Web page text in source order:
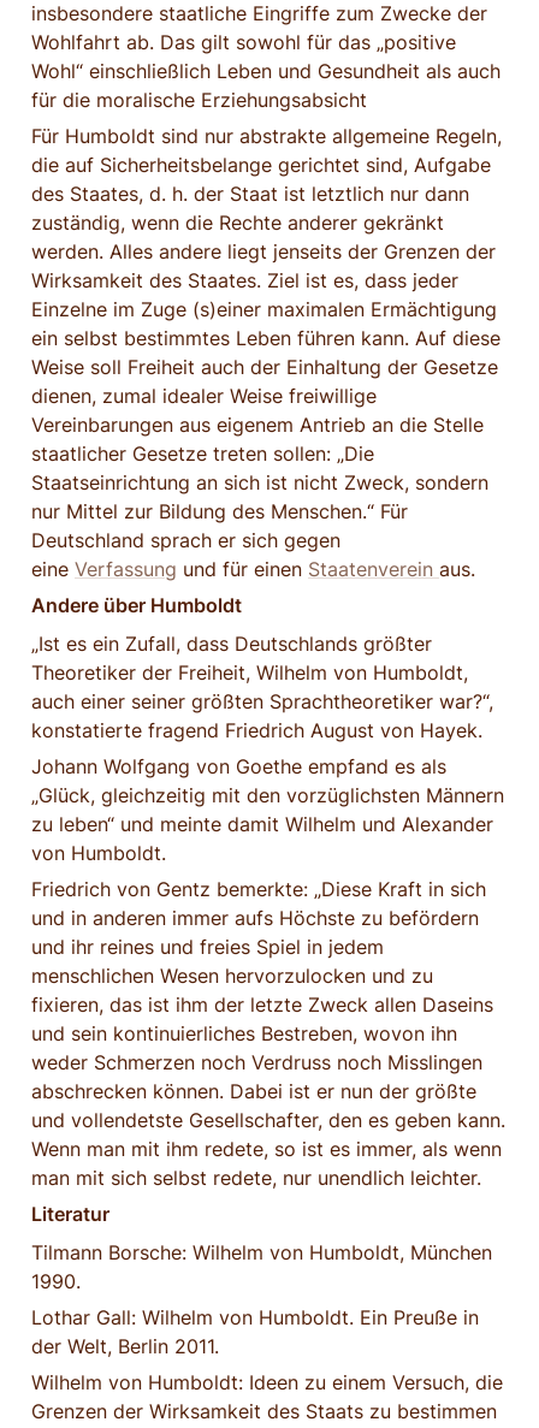
insbesondere staatliche Eingriffe zum Zwecke der
Wohlfahrt ab. Das gilt sowohl für das „positive
Wohl“ einschließlich Leben und Gesundheit als auch
für die moralische Erziehungsabsicht
Für Humboldt sind nur abstrakte allgemeine Regeln,
die auf Sicherheitsbelange gerichtet sind, Aufgabe
des Staates, d. h. der Staat ist letztlich nur dann
zuständig, wenn die Rechte anderer gekränkt
werden. Alles andere liegt jenseits der Grenzen der
Wirksamkeit des Staates. Ziel ist es, dass jeder
Einzelne im Zuge (s)einer maximalen Ermächtigung
ein selbst bestimmtes Leben führen kann. Auf diese
Weise soll Freiheit auch der Einhaltung der Gesetze
dienen, zumal idealer Weise freiwillige
Vereinbarungen aus eigenem Antrieb an die Stelle
staatlicher Gesetze treten sollen: „Die
Staatseinrichtung an sich ist nicht Zweck, sondern
nur Mittel zur Bildung des Menschen.“ Für
Deutschland sprach er sich gegen
eine Verfassung und für einen Staatenverein aus.
Andere über Humboldt
„Ist es ein Zufall, dass Deutschlands größter
Theoretiker der Freiheit, Wilhelm von Humboldt,
auch einer seiner größten Sprachtheoretiker war?“,
konstatierte fragend Friedrich August von Hayek.
Johann Wolfgang von Goethe empfand es als
„Glück, gleichzeitig mit den vorzüglichsten Männern
zu leben“ und meinte damit Wilhelm und Alexander
von Humboldt.
Friedrich von Gentz bemerkte: „Diese Kraft in sich
und in anderen immer aufs Höchste zu befördern
und ihr reines und freies Spiel in jedem
menschlichen Wesen hervorzulocken und zu
fixieren, das ist ihm der letzte Zweck allen Daseins
und sein kontinuierliches Bestreben, wovon ihn
weder Schmerzen noch Verdruss noch Misslingen
abschrecken können. Dabei ist er nun der größte
und vollendetste Gesellschafter, den es geben kann.
Wenn man mit ihm redete, so ist es immer, als wenn
man mit sich selbst redete, nur unendlich leichter.
Literatur
Tilmann Borsche: Wilhelm von Humboldt, München
1990.
Lothar Gall: Wilhelm von Humboldt. Ein Preuße in
der Welt, Berlin 2011.
Wilhelm von Humboldt: Ideen zu einem Versuch, die
Grenzen der Wirksamkeit des Staats zu bestimmen